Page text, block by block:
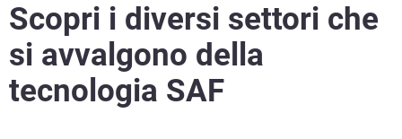
Scopri i diversi settori che
si avvalgono della
tecnologia SAF